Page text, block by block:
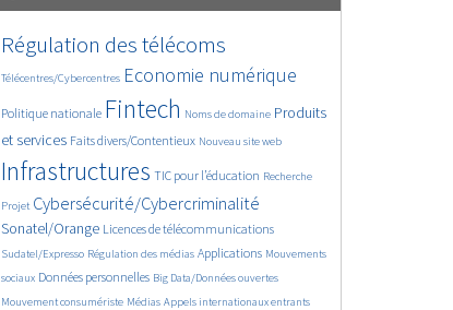
4760/5682
Régulation des télécoms
357/5682
Télécentres/Cybercentres
3784/5682 Economie numérique
1872/5682
Politique nationale Fintech Noms de domaine Produits
et services
1595/5682 Faits divers/Contentieux
849/5682 Nouveau site web
5682/5682
Infrastructures
1864/5682
TIC pour l’éducation
193/5682
Recherche
254/5682
Projet
3564/5682Cybersécurité/Cybercriminalité
2307/5682
Sonatel/Orange
1654/5682 Licences de télécommunications
291/5682
Sudatel/Expresso
1031/5682 Régulation des médias
1551/5682 Applications
1090/5682
Mouvements
sociaux
1680/5682Données personnelles
141/5682 Big Data/Données ouvertes
616/5682
Mouvement consumériste
378/5682 Médias
666/5682 Appels internationaux entrants
1752/5682